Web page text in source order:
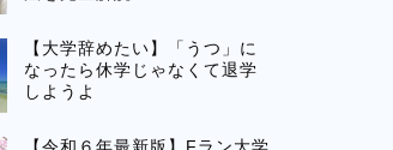
【大学辞めたい】「うつ」に
なったら休学じゃなくて退学
しようよ